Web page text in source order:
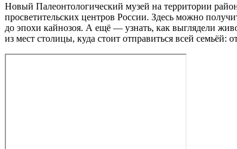
Новый Палеонтологический музей на территории
просветительских центров России. Здесь можно
до эпохи кайнозоя. А ещё — узнать, как выглядели
из мест столицы, куда стоит отправиться всей семьёй: